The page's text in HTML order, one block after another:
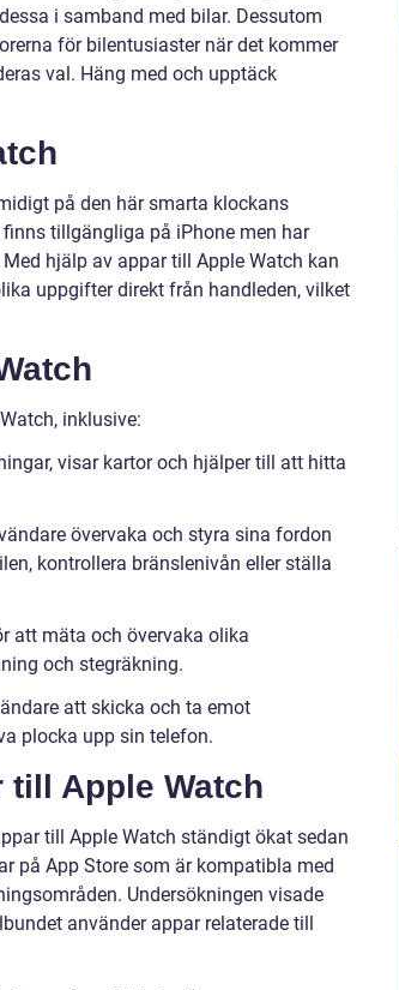
i samband med bilar. Dessutom
för bilentusiaster när det kommer
val. Häng med och upptäck
på den här smarta klockans
tillgängliga på iPhone men har
hjälp av appar till Apple Watch kan
uppgifter direkt från handleden, vilket
inklusive:
visar kartor och hjälper till att hitta
övervaka och styra sina fordon
kontrollera bränslenivån eller ställa
att mäta och övervaka olika
och stegräkning.
att skicka och ta emot
plocka upp sin telefon.
Apple Watch
till Apple Watch ständigt ökat sedan
på App Store som är kompatibla med
Undersökningen visade
använder appar relaterade till